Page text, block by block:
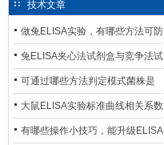
技术文章
做兔ELISA实验，有哪些方法可防
止平台效应发生？
兔ELISA夹心法试剂盒与竞争法试
剂盒，适用检测场景存在哪些差
异？
可通过哪些方法判定模式菌株是
否存在杂菌污染？
大鼠ELISA实验标准曲线相关系数
偏低，可从哪些维度开展问题排
有哪些操作小技巧，能升级ELISA